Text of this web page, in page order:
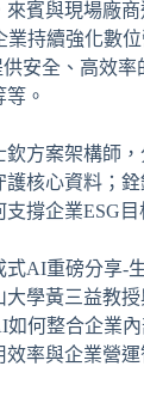
來賓與現場廠
持續強化數位
安全、高效
。
方案架構師
核心資料；
撐企業ESG目
式AI重磅分享-
學黃三益教
何整合企業
率與企業營運